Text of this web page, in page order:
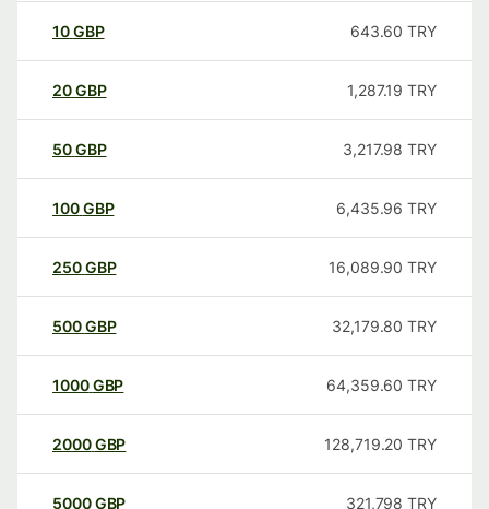
10GBP 643.60 TRY
20GBP 1,287.19 TRY
50GBP 3,217.98 TRY
100GBP 6,435.96 TRY
250GBP 16,089.90 TRY
500GBP 32,179.80 TRY
1000GBP 64,359.60 TRY
2000GBP 128,719.20 TRY
5000GBP 321,798 TRY